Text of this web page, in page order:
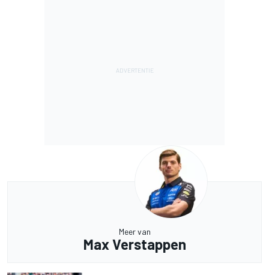
Meer van
Max Verstappen